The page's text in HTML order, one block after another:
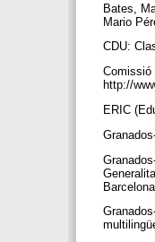
Bates,
Mario
CDU:
Comissió
http://
ERIC